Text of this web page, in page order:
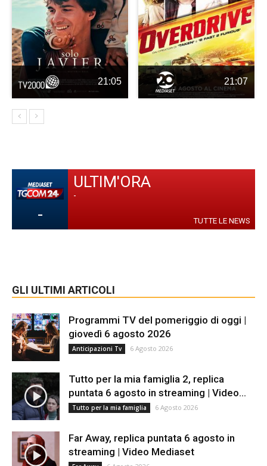
21:05 21:07
-
ULTIM'ORA
-
TUTTE LE NEWS
GLI ULTIMI ARTICOLI
Programmi TV del pomeriggio di oggi |
giovedì 6 agosto 2026
Anticipazioni Tv 6 Agosto 2026
Tutto per la mia famiglia 2, replica
puntata 6 agosto in streaming | Video...
Tutto per la mia famiglia 6 Agosto 2026
Far Away, replica puntata 6 agosto in
streaming | Video Mediaset